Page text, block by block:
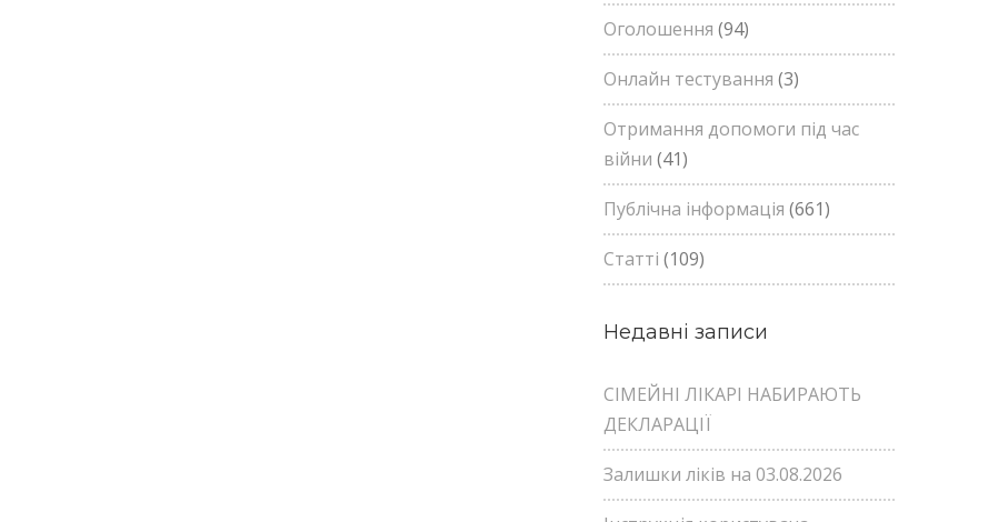
Оголошення (94)
Онлайн тестування (3)
Отримання допомоги під час
війни (41)
Публічна інформація (661)
Статті (109)
Недавні записи
СІМЕЙНІ ЛІКАРІ НАБИРАЮТЬ
ДЕКЛАРАЦІЇ
Залишки ліків на 03.08.2026